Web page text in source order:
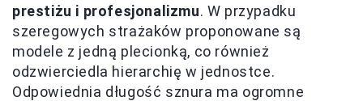
prestiżu i profesjonalizmu. W przypadku
szeregowych strażaków proponowane są
modele z jedną plecionką, co również
odzwierciedla hierarchię w jednostce.
Odpowiednia długość sznura ma ogromne